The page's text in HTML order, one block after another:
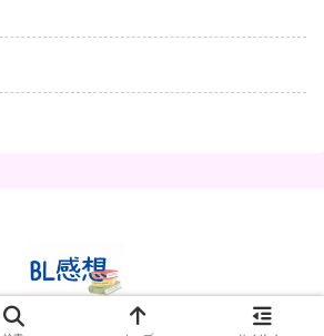
© 2020 BL感想✿.